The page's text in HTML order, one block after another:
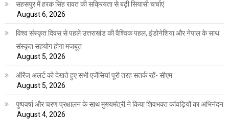
सहसपुर में हरक सिंह रावत की सक्रियता से बढ़ी सियासी चर्चाएं
August 6, 2026
विश्व संस्कृत दिवस से पहले उत्तराखंड की वैश्विक पहल, इंडोनेशिया और नेपाल के साथ
संस्कृत सहयोग होगा मजबूत
August 5, 2026
ऑरेंज अलर्ट को देखते हुए सभी एजेंसियां पूरी तरह सतर्क रहें- सीएम
August 5, 2026
पुष्पवर्षा और चरण प्रक्षालन के साथ मुख्यमंत्री ने किया शिवभक्त कांवड़ियों का अभिनंदन
August 4, 2026